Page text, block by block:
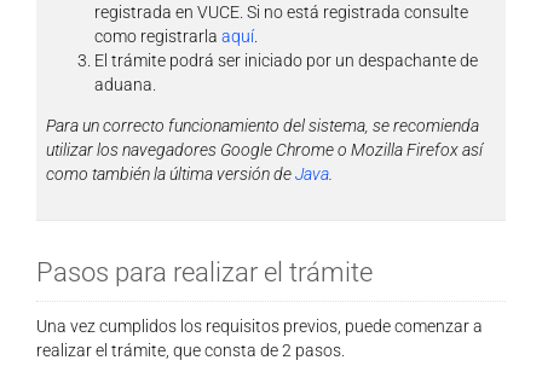
registrada en VUCE. Si no está registrada consulte
como registrarla aquí.
El trámite podrá ser iniciado por un despachante de
aduana
Para un correcto funcionamiento del sistema, se recomienda
utilizar los navegadores Google Chrome o Mozilla Firefox así
como también la última versión deJava.
Pasos para realizar el trámite
Una vez cumplidos los requisitos previos, puede comenzar a
realizar el trámite, que consta de 2 pasos.